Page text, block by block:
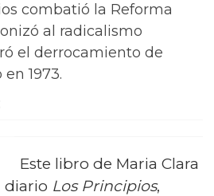
combatió la Reforma
al radicalismo
el derrocamiento de
1973.
Este libro de Maria Clara
diario Los Principios,